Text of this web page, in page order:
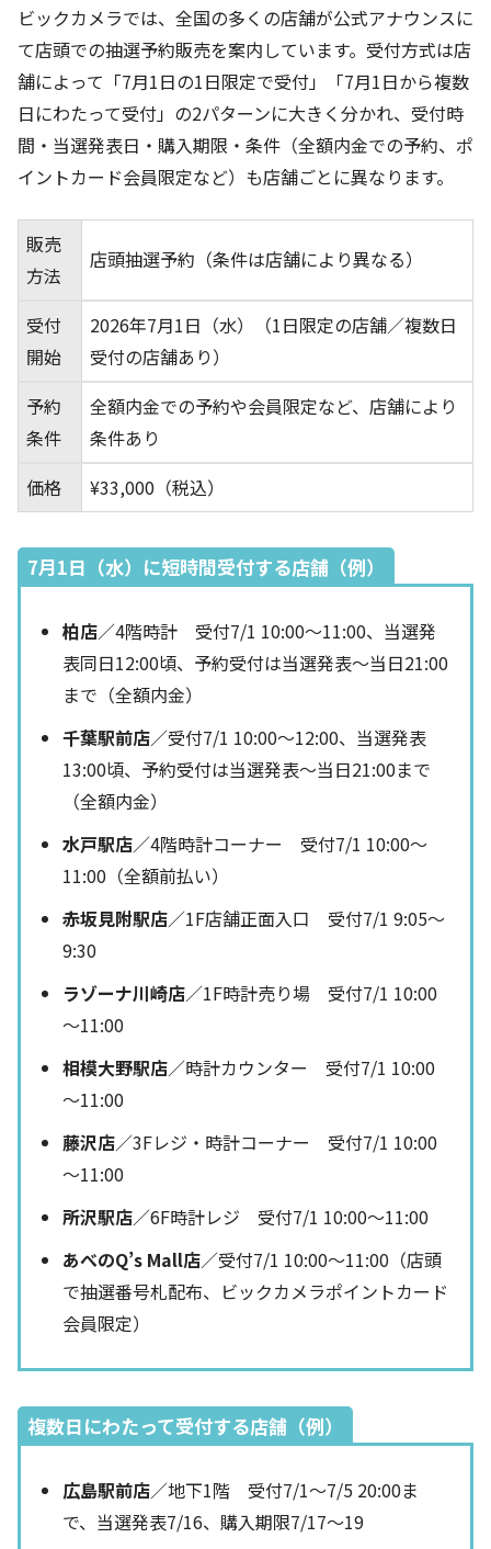
ビックカメラでは、全国の多くの店舗が公式アナウンスに
て店頭での抽選予約販売を案内しています。受付方式は店
舗によって「7月1日の1日限定で受付」「7月1日から複数
日にわたって受付」の2パターンに大きく分かれ、受付時
間・当選発表日・購入期限・条件（全額内金での予約、ポ
イントカード会員限定など）も店舗ごとに異なります。
販売
方法
店頭抽選予約（条件は店舗により異なる）
受付
開始
2026年7月1日（水）（1日限定の店舗／複数日
受付の店舗あり）
予約
条件
全額内金での予約や会員限定など、店舗により
条件あり
価格
¥33,000（税込）
7月1日（水）に短時間受付する店舗（例）
柏店／4階時計 受付7/1 10:00～11:00、当選発
表同日12:00頃、予約受付は当選発表～当日21:00
まで（全額内金）
千葉駅前店／受付7/1 10:00～12:00、当選発表
13:00頃、予約受付は当選発表～当日21:00まで
（全額内金）
水戸駅店／4階時計コーナー 受付7/1 10:00～
11:00（全額前払い）
赤坂見附駅店／1F店舗正面入口 受付7/1 9:05～
9:30
ラゾーナ川崎店／1F時計売り場 受付7/1 10:00
～11:00
相模大野駅店／時計カウンター 受付7/1 10:00
～11:00
藤沢店／3Fレジ・時計コーナー 受付7/1 10:00
～11:00
所沢駅店／6F時計レジ 受付7/1 10:00～11:00
あべのQ’s Mall店／受付7/1 10:00～11:00（店頭
で抽選番号札配布、ビックカメラポイントカード
会員限定）
複数日にわたって受付する店舗（例）
広島駅前店／地下1階 受付7/1～7/5 20:00ま
で、当選発表7/16、購入期限7/17～19